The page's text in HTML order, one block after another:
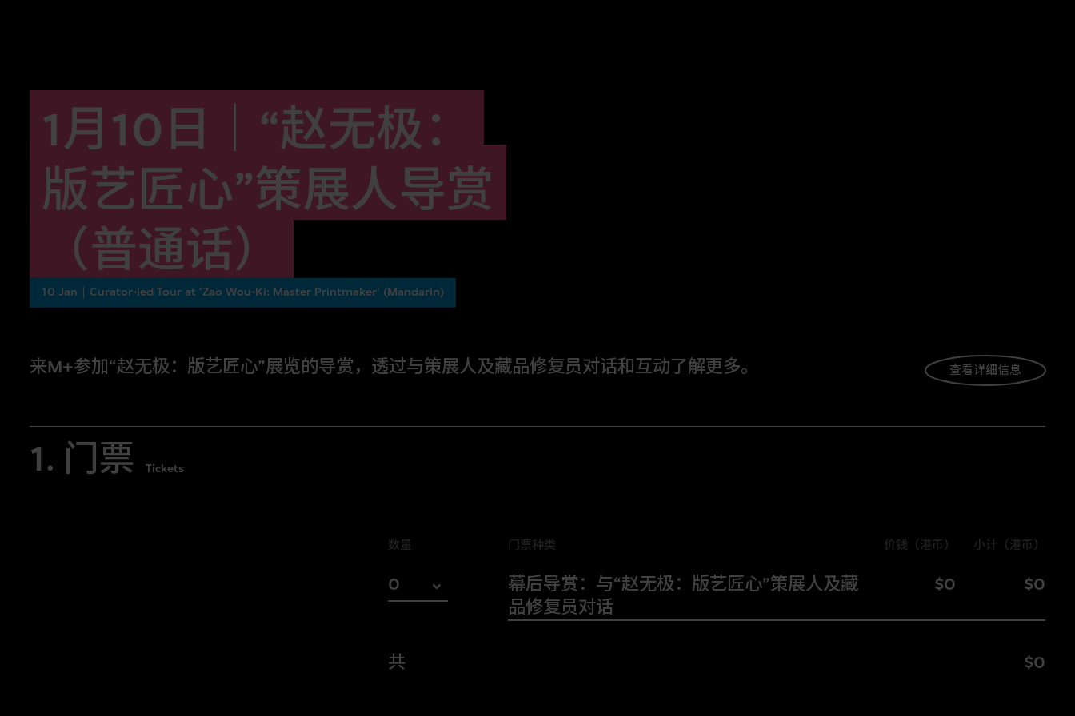
1月10日｜“赵无极：
版艺匠心”策展人导赏
（普通话）
10 Jan｜Curator-led Tour at ‘Zao Wou-Ki: Master Printmaker’ (Mandarin)
来M+参加“赵无极：版艺匠心”展览的导赏，透过与策展人及藏品修复员对话和互动了解更多。 查看详细信息
修复员对话和互动，团队将会揭开策展背后及修复历程的神秘面纱！
每场导赏将以不同语言进行，并不设即时传译。请于报名页面选择最适合你的场
1. 门票 Tickets
数量 门票种类 价钱（港币） 小计（港币）
0
门票种类
幕后导赏：与“赵无极：版艺匠心”策展人及藏
品修复员对话
价钱（港币）
$0 小
$0
共 $0